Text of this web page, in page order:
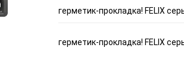
герметик-прокладка! FELIX
герметик-прокладка! FELIX